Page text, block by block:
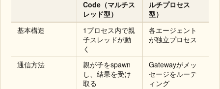
Code（マルチス
レッド型）
ルチプロセス
型）
基本構造
1プロセス内で親
子スレッドが動
く
各エージェント
が独立プロセス
通信方法
親が子をspawn
し、結果を受け
取る
Gatewayがメッ
セージをルーテ
ィング